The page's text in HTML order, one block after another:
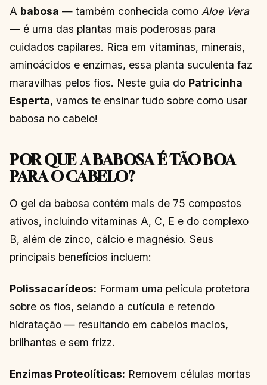
A babosa — também conhecida como Aloe Vera
— é uma das plantas mais poderosas para
cuidados capilares. Rica em vitaminas, minerais,
aminoácidos e enzimas, essa planta suculenta faz
maravilhas pelos fios. Neste guia do Patricinha
Esperta, vamos te ensinar tudo sobre como usar
babosa no cabelo!
POR QUE A BABOSA É TÃO BOA
PARA O CABELO?
O gel da babosa contém mais de 75 compostos
ativos, incluindo vitaminas A, C, E e do complexo
B, além de zinco, cálcio e magnésio. Seus
principais benefícios incluem:
Polissacarídeos: Formam uma película protetora
sobre os fios, selando a cutícula e retendo
hidratação — resultando em cabelos macios,
brilhantes e sem frizz.
Enzimas Proteolíticas: Removem células mortas